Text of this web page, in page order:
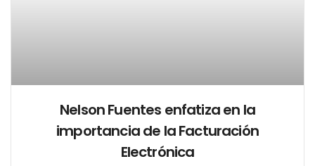
Nelson Fuentes enfatiza en la
importancia de la Facturación
Electrónica